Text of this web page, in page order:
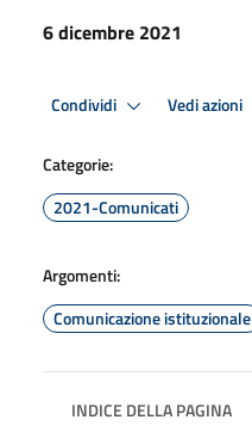
6 dicembre 2021
Condividi Vedi azioni
Categorie:
2021-Comunicati
Argomenti:
Comunicazione istituzionale
INDICE DELLA PAGINA